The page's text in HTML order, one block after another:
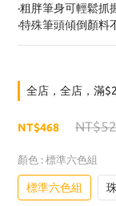
·粗胖筆身可輕鬆抓
·特殊筆頭傾倒顏料
全店，全店，滿
NT$468
顏色 : 標準六色組
標準六色組